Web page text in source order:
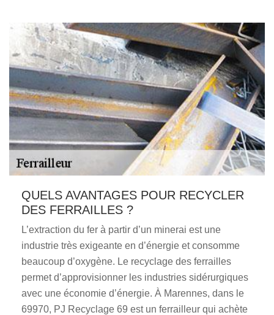
QUELS AVANTAGES POUR RECYCLER
DES FERRAILLES ?
L’extraction du fer à partir d’un minerai est une
industrie très exigeante en d’énergie et consomme
beaucoup d’oxygène. Le recyclage des ferrailles
permet d’approvisionner les industries sidérurgiques
avec une économie d’énergie. À Marennes, dans le
69970, PJ Recyclage 69 est un ferrailleur qui achète